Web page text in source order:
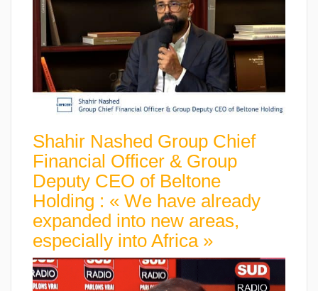
Shahir Nashed Group Chief
Financial Officer & Group
Deputy CEO of Beltone
Holding : « We have already
expanded into new areas,
especially into Africa »